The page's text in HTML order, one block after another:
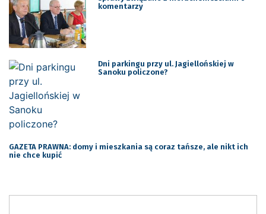
komentarzy
Dni parkingu przy ul. Jagiellońskiej w
Sanoku policzone?
GAZETA PRAWNA: domy i mieszkania są coraz tańsze, ale nikt ich
nie chce kupić